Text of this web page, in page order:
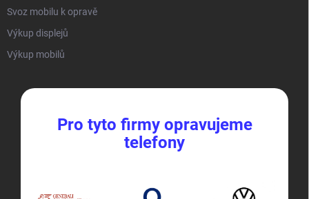
Svoz mobilu k opravě
Výkup displejů
Výkup mobilů
Pro tyto firmy opravujeme
telefony